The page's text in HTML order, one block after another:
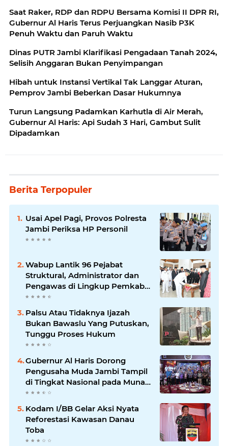
Saat Raker, RDP dan RDPU Bersama Komisi II DPR RI,
Gubernur Al Haris Terus Perjuangkan Nasib P3K
Penuh Waktu dan Paruh Waktu
Dinas PUTR Jambi Klarifikasi Pengadaan Tanah 2024,
Selisih Anggaran Bukan Penyimpangan
Hibah untuk Instansi Vertikal Tak Langgar Aturan,
Pemprov Jambi Beberkan Dasar Hukumnya
Turun Langsung Padamkan Karhutla di Air Merah,
Gubernur Al Haris: Api Sudah 3 Hari, Gambut Sulit
Dipadamkan
Berita Terpopuler
Usai Apel Pagi, Provos Polresta
Jambi Periksa HP Personil
Wabup Lantik 96 Pejabat
Struktural, Administrator dan
Pengawas di Lingkup Pemkab
Tanjabtim
Palsu Atau Tidaknya Ijazah
Bukan Bawaslu Yang Putuskan,
Tunggu Proses Hukum
Gubernur Al Haris Dorong
Pengusaha Muda Jambi Tampil
di Tingkat Nasional pada Munas
HIPMI ke-18
Kodam I/BB Gelar Aksi Nyata
Reforestasi Kawasan Danau
Toba